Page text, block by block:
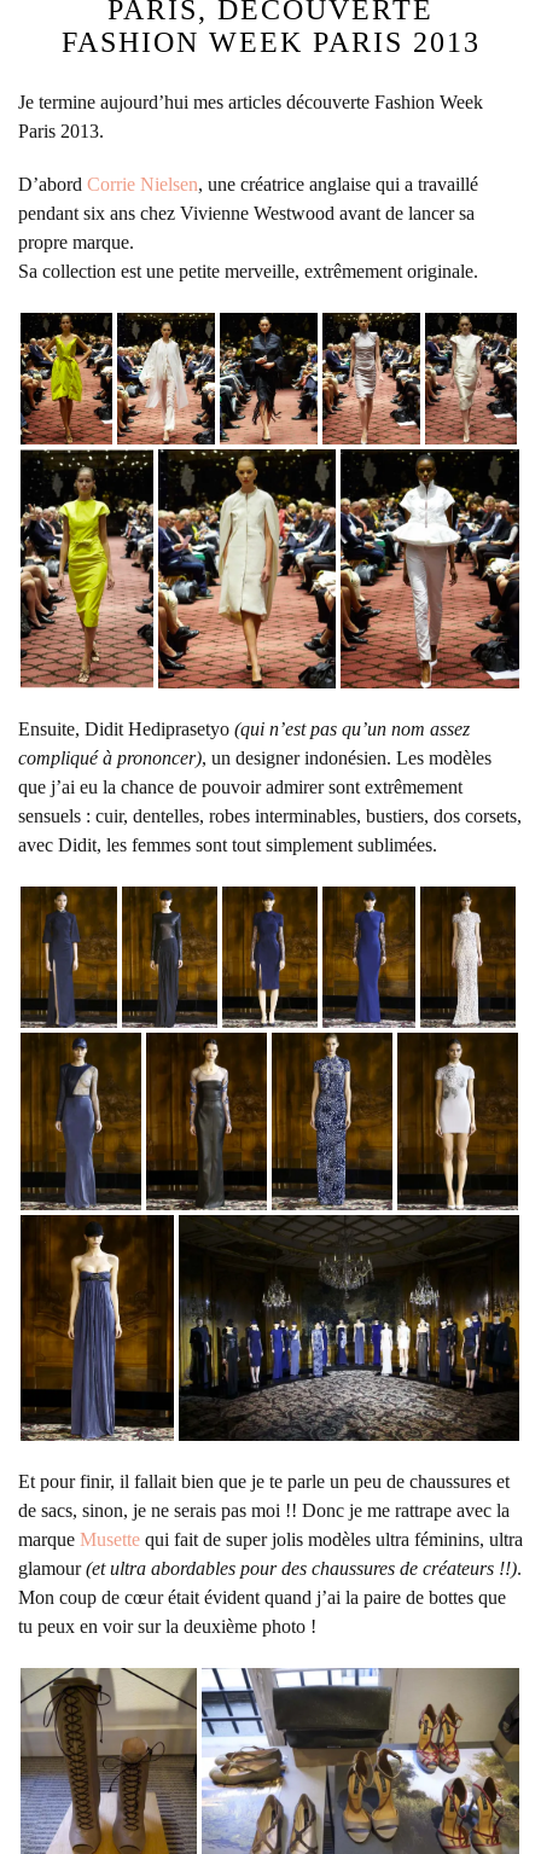
PARIS, DÉCOUVERTE
FASHION WEEK PARIS 2013
Je termine aujourd’hui mes articles découverte Fashion Week
Paris 2013.
D’abord Corrie Nielsen, une créatrice anglaise qui a travaillé
pendant six ans chez Vivienne Westwood avant de lancer sa
propre marque.
Sa collection est une petite merveille, extrêmement originale.
Ensuite, Didit Hediprasetyo (qui n’est pas qu’un nom assez
compliqué à prononcer), un designer indonésien. Les modèles
que j’ai eu la chance de pouvoir admirer sont extrêmement
sensuels : cuir, dentelles, robes interminables, bustiers, dos corsets,
avec Didit, les femmes sont tout simplement sublimées.
Et pour finir, il fallait bien que je te parle un peu de chaussures et
de sacs, sinon, je ne serais pas moi !! Donc je me rattrape avec la
marque Musette qui fait de super jolis modèles ultra féminins, ultra
glamour(et ultra abordables pour des chaussures de créateurs !!).
Mon coup de cœur était évident quand j’ai la paire de bottes que
tu peux en voir sur la deuxième photo !